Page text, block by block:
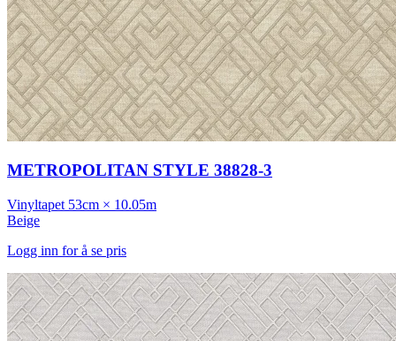
METROPOLITAN STYLE 38828-3
Vinyltapet 53cm × 10.05m
Beige
Logg inn for å se pris